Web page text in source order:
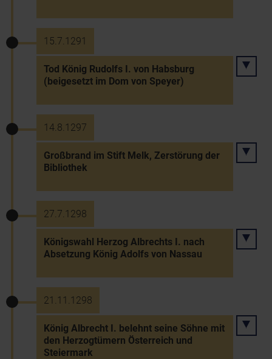
15.7.1291
Tod König Rudolfs I. von Habsburg
(beigesetzt im Dom von Speyer)
14.8.1297
Großbrand im Stift Melk, Zerstörung der
Bibliothek
27.7.1298
Königswahl Herzog Albrechts I. nach
Absetzung König Adolfs von Nassau
21.11.1298
König Albrecht I. belehnt seine Söhne mit
den Herzogtümern Österreich und
Steiermark